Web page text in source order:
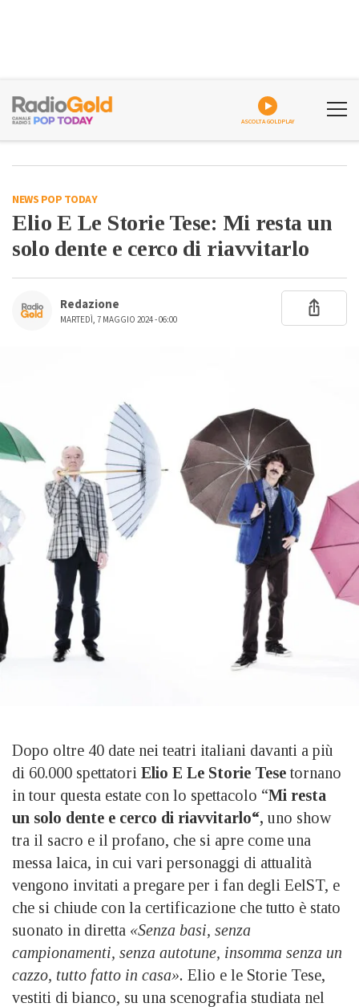
ASCOLTA GOLDPLAY
NEWS POP TODAY
Elio E Le Storie Tese: Mi resta un
solo dente e cerco di riavvitarlo
Redazione
MARTEDÌ, 7 MAGGIO 2024 - 06:00
Dopo oltre 40 date nei teatri italiani davanti a più
di 60.000 spettatori Elio E Le Storie Tese tornano
in tour questa estate con lo spettacolo “Mi resta
un solo dente e cerco di riavvitarlo“, uno show
tra il sacro e il profano, che si apre come una
messa laica, in cui vari personaggi di attualità
vengono invitati a pregare per i fan degli EelST, e
che si chiude con la certificazione che tutto è stato
suonato in diretta «Senza basi, senza
campionamenti, senza autotune, insomma senza un
cazzo, tutto fatto in casa». Elio e le Storie Tese,
vestiti di bianco, su una scenografia studiata nel